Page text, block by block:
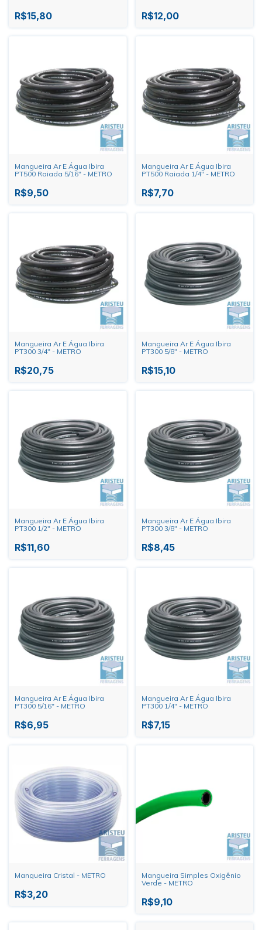
R$15,80 R$12,00
Mangueira Ar E Água Ibira
PT500 Raiada 5/16" - METRO
R$9,50
Mangueira Ar E Água Ibira
PT500 Raiada 1/4" - METRO
R$7,70
Mangueira Ar E Água Ibira
PT300 3/4" - METRO
R$20,75
Mangueira Ar E Água Ibira
PT300 5/8" - METRO
R$15,10
Mangueira Ar E Água Ibira
PT300 1/2" - METRO
R$11,60
Mangueira Ar E Água Ibira
PT300 3/8" - METRO
R$8,45
Mangueira Ar E Água Ibira
PT300 5/16" - METRO
R$6,95
Mangueira Ar E Água Ibira
PT300 1/4" - METRO
R$7,15
Mangueira Cristal - METRO
R$3,20
Mangueira Simples Oxigênio
Verde - METRO
R$9,10